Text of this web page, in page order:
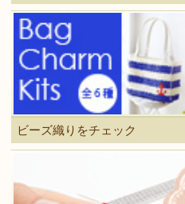
ビーズ織りをチェック